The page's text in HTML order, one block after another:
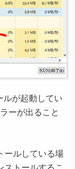
ルが起動してい
ーが出ること
ールしている場